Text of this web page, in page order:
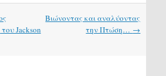
Jackson
Βιώνοντας και αναλύοντας
την Πτώση… →